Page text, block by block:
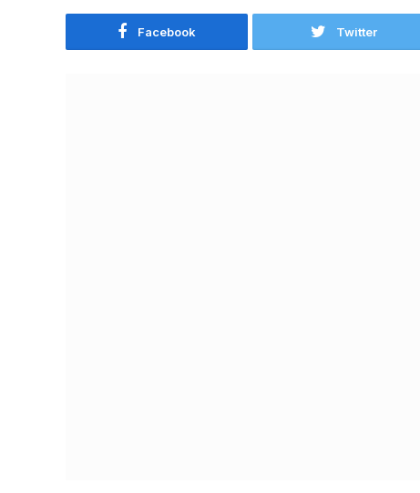
Facebook Twitter